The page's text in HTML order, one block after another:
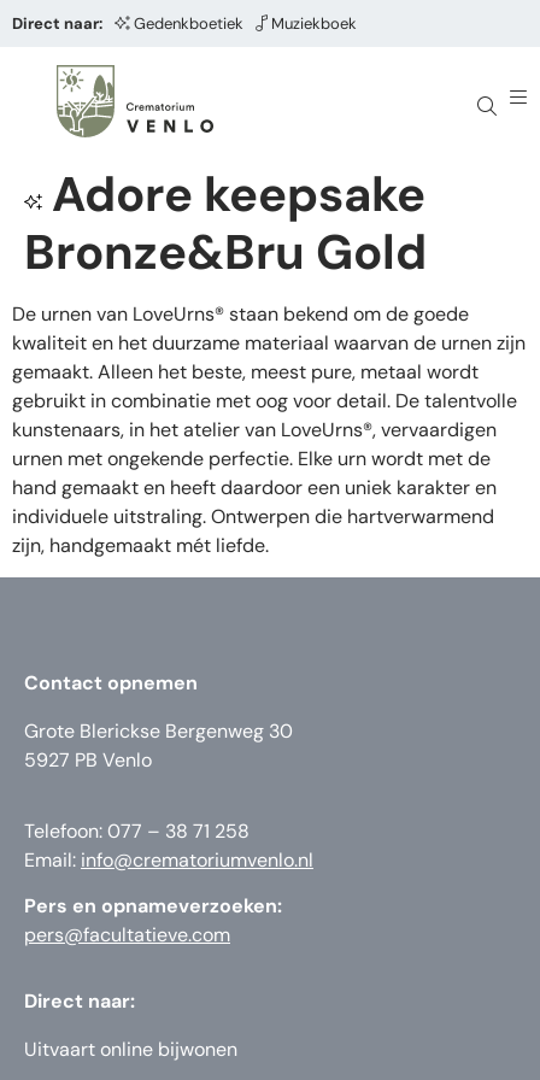
Direct naar: Gedenkboetiek Muziekboek
Adore keepsake
Bronze&Bru Gold
De urnen van LoveUrns® staan bekend om de goede
kwaliteit en het duurzame materiaal waarvan de urnen zijn
gemaakt. Alleen het beste, meest pure, metaal wordt
gebruikt in combinatie met oog voor detail. De talentvolle
kunstenaars, in het atelier van LoveUrns®, vervaardigen
urnen met ongekende perfectie. Elke urn wordt met de
hand gemaakt en heeft daardoor een uniek karakter en
individuele uitstraling. Ontwerpen die hartverwarmend
zijn, handgemaakt mét liefde.
Contact opnemen
Grote Blerickse Bergenweg 30
5927 PB Venlo
Telefoon: 077 – 38 71 258
Email: info@crematoriumvenlo.nl
Pers en opnameverzoeken:
pers@facultatieve.com
Direct naar:
Uitvaart online bijwonen